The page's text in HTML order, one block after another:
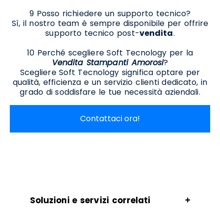
9 Posso richiedere un supporto tecnico?
Sì, il nostro team è sempre disponibile per offrire
supporto tecnico post-vendita.
10 Perché scegliere Soft Tecnology per la
Vendita Stampanti Amorosi?
Scegliere Soft Tecnology significa optare per
qualità, efficienza e un servizio clienti dedicato, in
grado di soddisfare le tue necessità aziendali.
Contattaci ora!
Soluzioni e servizi correlati